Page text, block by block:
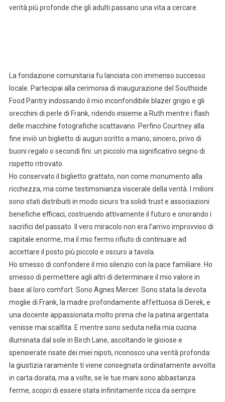
verità più profonde che gli adulti passano una vita a cercare.
La fondazione comunitaria fu lanciata con immenso successo
locale. Partecipai alla cerimonia di inaugurazione del Southside
Food Pantry indossando il mio inconfondibile blazer grigio e gli
orecchini di perle di Frank, ridendo insieme a Ruth mentre i flash
delle macchine fotografiche scattavano. Perfino Courtney alla
fine inviò un biglietto di auguri scritto a mano, sincero, privo di
buoni regalo o secondi fini: un piccolo ma significativo segno di
rispetto ritrovato.
Ho conservato il biglietto grattato, non come monumento alla
ricchezza, ma come testimonianza viscerale della verità. I milioni
sono stati distribuiti in modo sicuro tra solidi trust e associazioni
benefiche efficaci, costruendo attivamente il futuro e onorando i
sacrifici del passato. Il vero miracolo non era l’arrivo improvviso di
capitale enorme, ma il mio fermo rifiuto di continuare ad
accettare il posto più piccolo e oscuro a tavola.
Ho smesso di confondere il mio silenzio con la pace familiare. Ho
smesso di permettere agli altri di determinare il mio valore in
base al loro comfort. Sono Agnes Mercer. Sono stata la devota
moglie di Frank, la madre profondamente affettuosa di Derek, e
una docente appassionata molto prima che la patina argentata
venisse mai scalfita. E mentre sono seduta nella mia cucina
illuminata dal sole in Birch Lane, ascoltando le gioiose e
spensierate risate dei miei nipoti, riconosco una verità profonda:
la giustizia raramente ti viene consegnata ordinatamente avvolta
in carta dorata, ma a volte, se le tue mani sono abbastanza
ferme, scopri di essere stata infinitamente ricca da sempre.